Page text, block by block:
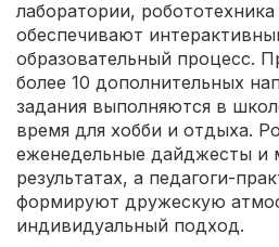
лаборатории,
обеспечивают
образовательный процесс.
более 10 дополнительных
задания выполняются в
время для хобби и отдыха.
еженедельные дайджесты и
результатах, а педагоги-
формируют дружескую
индивидуальный подход.